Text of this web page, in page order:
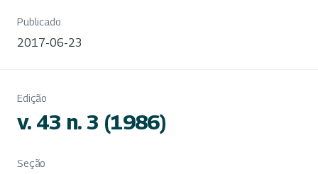
Publicado
2017-06-23
Edição
v. 43 n. 3 (1986)
Seção